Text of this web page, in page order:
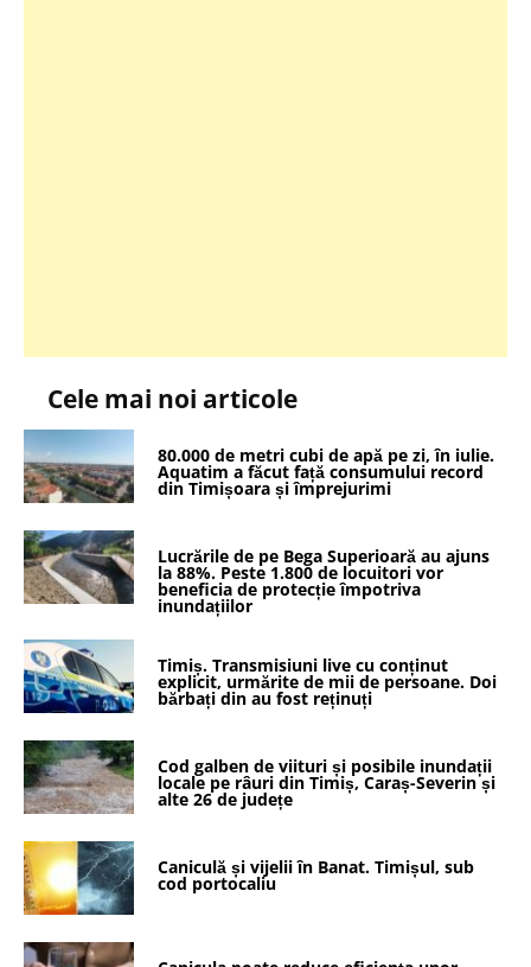
Cele mai noi articole
80.000 de metri cubi de apă pe zi, în iulie.
Aquatim a făcut față consumului record
din Timișoara și împrejurimi
Lucrările de pe Bega Superioară au ajuns
la 88%. Peste 1.800 de locuitori vor
beneficia de protecție împotriva
inundațiilor
Timiș. Transmisiuni live cu conținut
explicit, urmărite de mii de persoane. Doi
bărbați din au fost reținuți
Cod galben de viituri și posibile inundații
locale pe râuri din Timiș, Caraș-Severin și
alte 26 de județe
Caniculă și vijelii în Banat. Timișul, sub
cod portocaliu